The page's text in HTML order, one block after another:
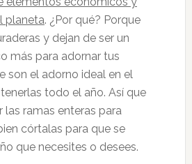
planeta. ¿Por qué? Porque
y dejan de ser un
más para adornar tus
son el adorno ideal en el
todo el año. Así que
las ramas enteras para
córtalas para que se
que necesites o desees.